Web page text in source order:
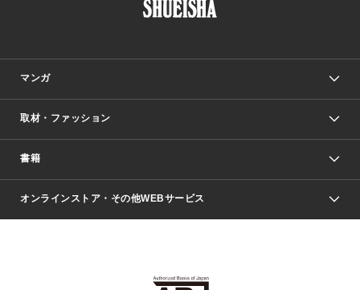
マンガ
少年マンガ
Vジャンプ
週刊ヤングジャンプ
取材・ファッション
Seventeen
芸能・情報・スポーツ
書籍
文芸・文庫・総合
ライトノベル・ノベライズ
オンラインストア・その他WEBサービス